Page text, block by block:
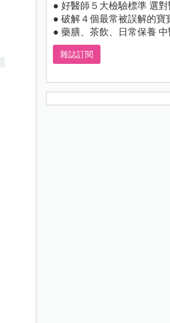
● 好醫師５大檢驗標準 選
● 破解４個最常被誤解的寶
● 藥膳、茶飲、日常保養
雜誌訂閱